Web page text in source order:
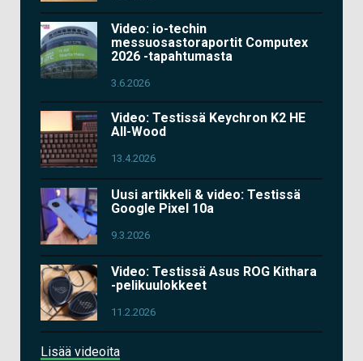
Video: io-techin
messuosastoraportit Computex
2026 -tapahtumasta
3.6.2026
Video: Testissä Keychron K2 HE
All-Wood
13.4.2026
Uusi artikkeli & video: Testissä
Google Pixel 10a
9.3.2026
Video: Testissä Asus ROG Kithara
-pelikuulokkeet
11.2.2026
Lisää videoita